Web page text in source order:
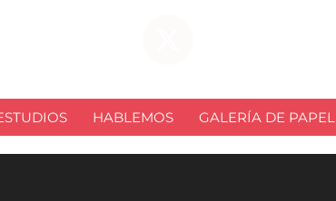
HABLEMOS GALERÍA DE PAPEL